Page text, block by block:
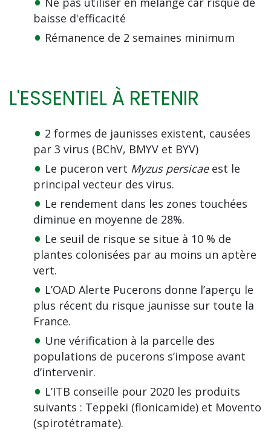
baisse d'efficacité
Rémanence de 2 semaines minimum
L'ESSENTIEL À RETENIR
2 formes de jaunisses existent, causées
par 3 virus (BChV, BMYV et BYV)
Le puceron vert Myzus persicaeest le
principal vecteur des virus.
Le rendement dans les zones touchées
diminue en moyenne de 28%.
Le seuil de risque se situe à 10 % de
plantes colonisées par au moins un aptère
vert.
L’OAD Alerte Pucerons donne l’aperçu le
plus récent du risque jaunisse sur toute la
France.
Une vérification à la parcelle des
populations de pucerons s’impose avant
d’intervenir.
L’ITB conseille pour 2020 les produits
suivants : Teppeki (flonicamide) et Movento
(spirotétramate).